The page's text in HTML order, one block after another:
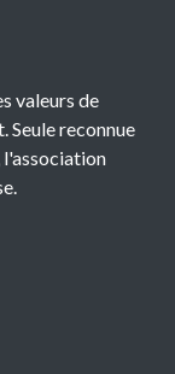
valeurs de
Seule reconnue
l'association